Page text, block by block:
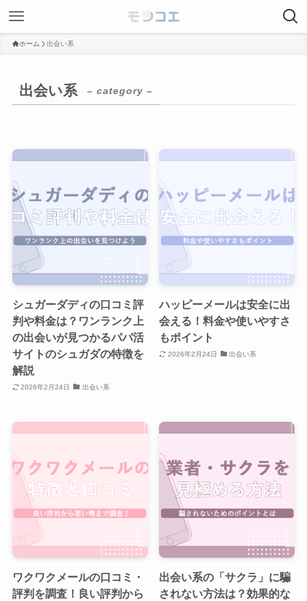
ホーム 出会い系
出会い系 – category –
シュガーダディの口コミ評
判や料金は？ワンランク上
の出会いが見つかるパパ活
サイトのシュガダの特徴を
解説
2026年2月24日 出会い系
ハッピーメールは安全に出
会える！料金や使いやすさ
もポイント
2026年2月24日 出会い系
ワクワクメールの口コミ・
評判を調査！良い評判から
出会い系の「サクラ」に騙
されない方法は？効果的な